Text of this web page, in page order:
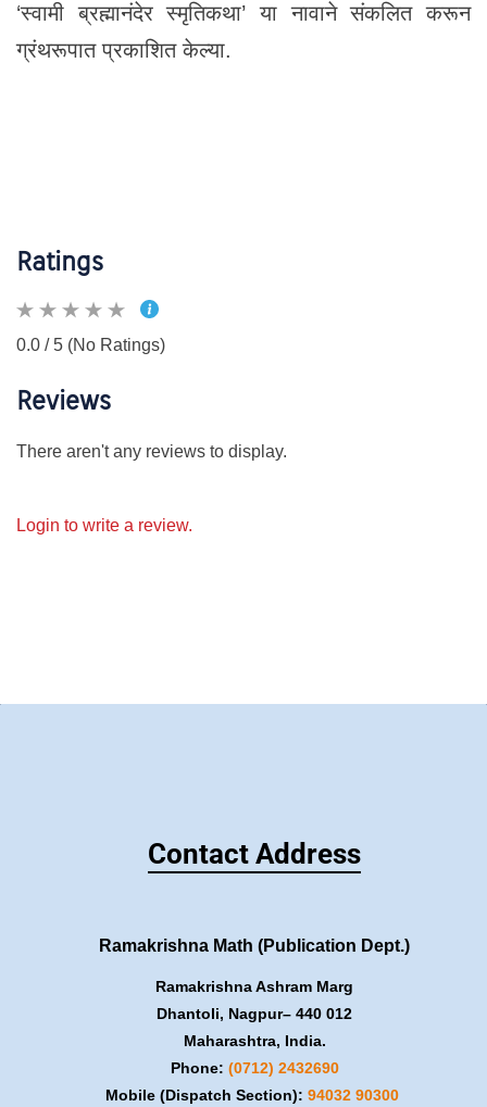
‘स्वामी ब्रह्मानंदेर स्मृतिकथा’ या नावाने संकलित करून
ग्रंथरूपात प्रकाशित केल्या.
Ratings
0.0 / 5 (No Ratings)
Reviews
There aren't any reviews to display.
Login to write a review.
Contact Address
Ramakrishna Math (Publication Dept.)
Ramakrishna Ashram Marg
Dhantoli, Nagpur– 440 012
Maharashtra, India.
Phone: (0712) 2432690
Mobile (Dispatch Section): ​94032 90300